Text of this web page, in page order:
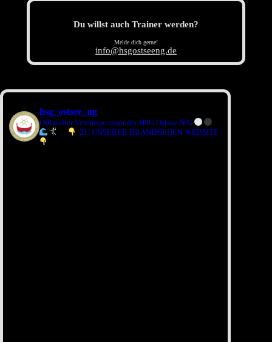
Du willst auch Trainer werden?
Melde dich gerne!
info@hsgostseeng.de
hsg_ostsee_ng
Offizieller Vereinsaccount der HSG Ostsee N/G
. . ZU UNSERER BRANDNEUEN WEBSITE